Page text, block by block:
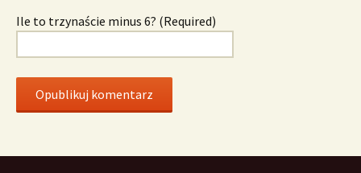
Ile to trzynaście minus 6? (Required)